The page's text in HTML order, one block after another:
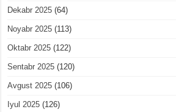
Dekabr 2025 (64)
Noyabr 2025 (113)
Oktabr 2025 (122)
Sentabr 2025 (120)
Avgust 2025 (106)
Iyul 2025 (126)